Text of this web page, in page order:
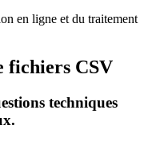
en ligne et du traitement
fichiers CSV
techniques